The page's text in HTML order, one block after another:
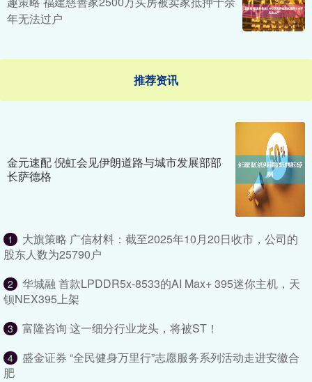
年无法过户
推荐资讯
金元速配 倪虹会见伊朗道路与城市发展部部
长萨德格
1
大旗策略 广信材料：截至2025年10月20日收市，公司的
股东人数为25790户
2
华城融 首款LPDDR5x-8533的AI Max+ 395迷你主机，天
钡NEX395上架
3 富隆咨询 这一细分行业龙头，将被ST！
4
盛金证券 “全民健身万里行”志愿服务系列活动走进安徽合
肥